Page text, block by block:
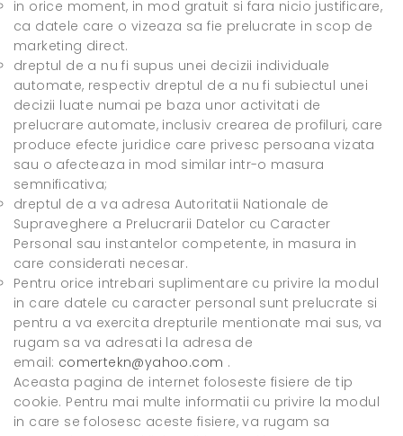
in orice moment, in mod gratuit si fara nicio justificare,
ca datele care o vizeaza sa fie prelucrate in scop de
marketing direct.
dreptul de a nu fi supus unei decizii individuale
automate, respectiv dreptul de a nu fi subiectul unei
decizii luate numai pe baza unor activitati de
prelucrare automate, inclusiv crearea de profiluri, care
produce efecte juridice care privesc persoana vizata
sau o afecteaza in mod similar intr-o masura
semnificativa;
dreptul de a va adresa Autoritatii Nationale de
Supraveghere a Prelucrarii Datelor cu Caracter
Personal sau instantelor competente, in masura in
care considerati necesar.
Pentru orice intrebari suplimentare cu privire la modul
in care datele cu caracter personal sunt prelucrate si
pentru a va exercita drepturile mentionate mai sus, va
rugam sa va adresati la adresa de
email: comertekn@yahoo.com .
Aceasta pagina de internet foloseste fisiere de tip
cookie. Pentru mai multe informatii cu privire la modul
in care se folosesc aceste fisiere, va rugam sa